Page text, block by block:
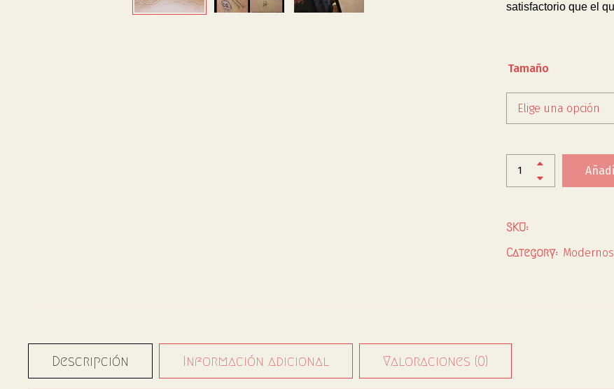
satisfactorio que el
Tamaño
Elige una opción
SKU:
Category:
Descripción Información adicional Valoraciones (0)